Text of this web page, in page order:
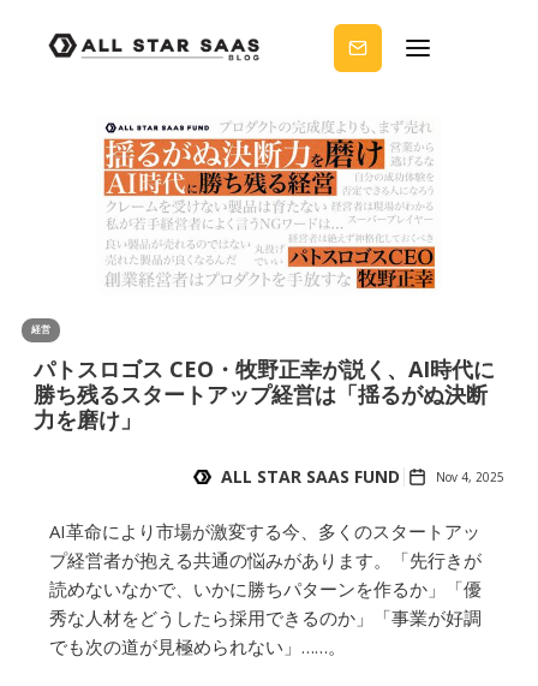
ノウ
ハウ
を受
りま
せん
か？
経営
パトスロゴス CEO・牧野正幸が説く、AI時代に
勝ち残るスタートアップ経営は「揺るがぬ決断
力を磨け」
ALL STAR SAAS FUND Nov 4, 2025
AI革命により市場が激変する今、多くのスタートアッ
プ経営者が抱える共通の悩みがあります。「先行きが
読めないなかで、いかに勝ちパターンを作るか」「優
秀な人材をどうしたら採用できるのか」「事業が好調
でも次の道が見極められない」……。